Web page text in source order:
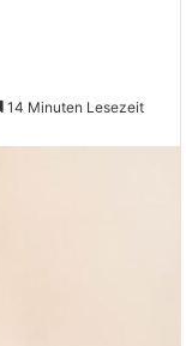
14 Minuten Lesezeit